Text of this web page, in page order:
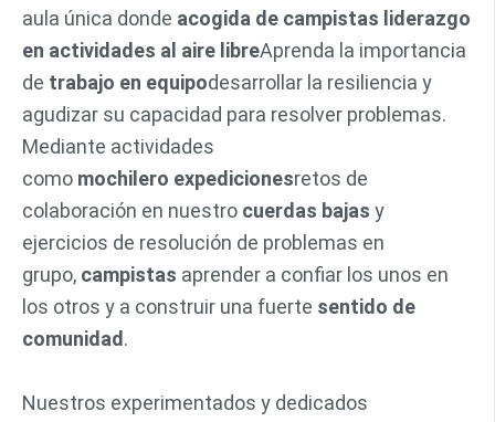
aula única donde acogida de campistas liderazgo
en actividades al aire libreAprenda la importancia
de trabajo en equipodesarrollar la resiliencia y
agudizar su capacidad para resolver problemas.
Mediante actividades
como mochilero expedicionesretos de
colaboración en nuestro cuerdas bajas y
ejercicios de resolución de problemas en
grupo, campistas aprender a confiar los unos en
los otros y a construir una fuerte sentido de
comunidad.
Nuestros experimentados y dedicados